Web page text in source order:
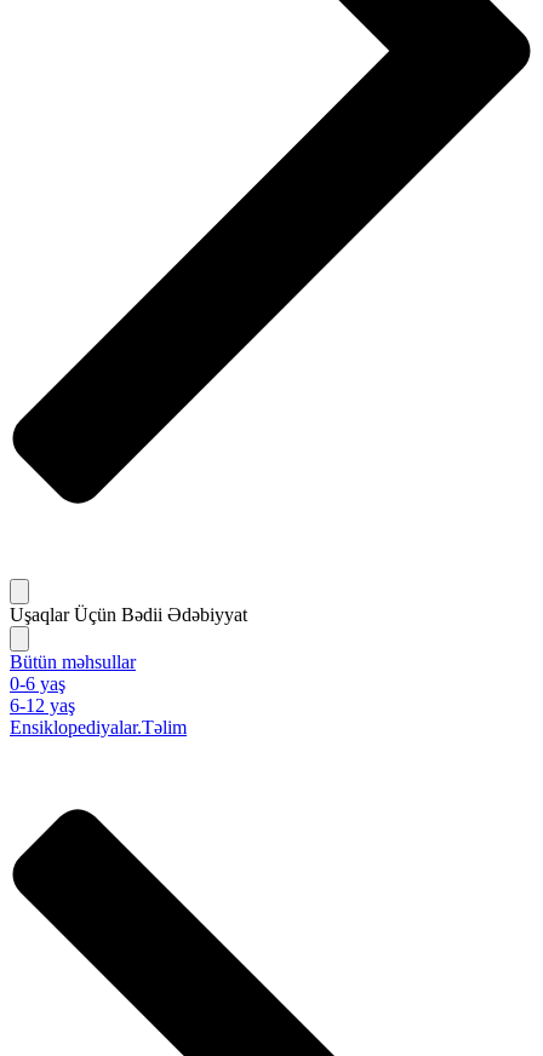
Uşaqlar Üçün Bədii Ədəbiyyat
Bütün məhsullar
0-6 yaş
6-12 yaş
Ensiklopediyalar.Təlim